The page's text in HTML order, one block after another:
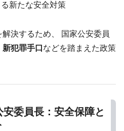
新たな安全対策
決するため、 国家公安委員
犯罪手口 などを踏まえた政策
委員長：安全保障と